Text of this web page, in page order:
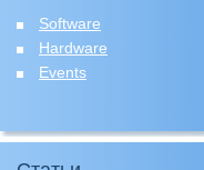
Software
Hardware
Events